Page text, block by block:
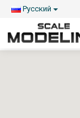
Русский